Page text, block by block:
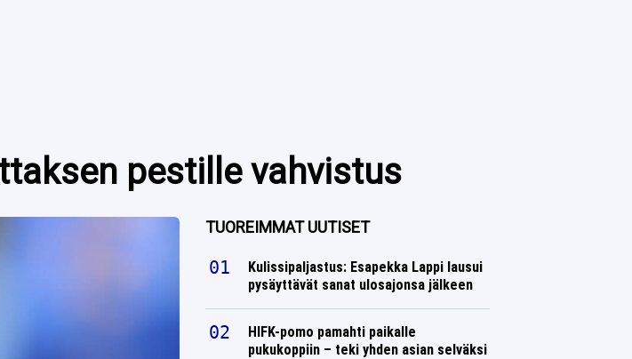
pestille vahvistus
TUOREIMMAT UUTISET
Kulissipaljastus: Esapekka Lappi lausui
pysäyttävät sanat ulosajonsa jälkeen
HIFK-pomo pamahti paikalle
pukukoppiin – teki yhden asian selväksi